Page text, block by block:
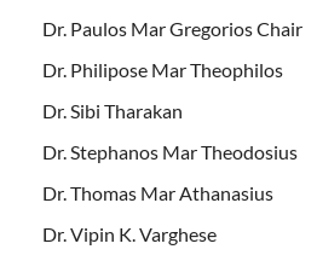
Dr. Paulos Mar Gregorios Chair
Dr. Philipose Mar Theophilos
Dr. Sibi Tharakan
Dr. Stephanos Mar Theodosius
Dr. Thomas Mar Athanasius
Dr. Vipin K. Varghese